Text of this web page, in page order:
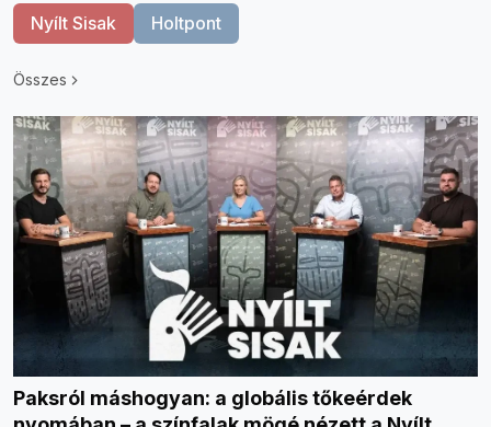
Nyílt Sisak Holtpont
Összes
Paksról máshogyan: a globális tőkeérdek